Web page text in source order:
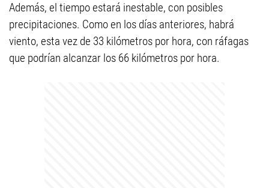
Además, el tiempo estará inestable, con posibles
precipitaciones. Como en los días anteriores, habrá
viento, esta vez de 33 kilómetros por hora, con ráfagas
que podrían alcanzar los 66 kilómetros por hora.